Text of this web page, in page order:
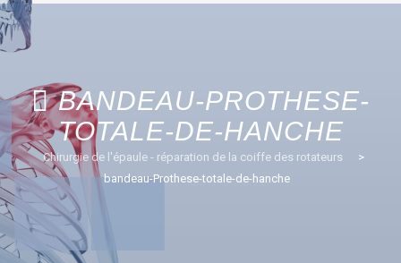
to
content
BANDEAU-PROTHESE-
TOTALE-DE-HANCHE
Chirurgie de l'épaule - réparation de la coiffe des rotateurs
>
bandeau-Prothese-totale-de-hanche